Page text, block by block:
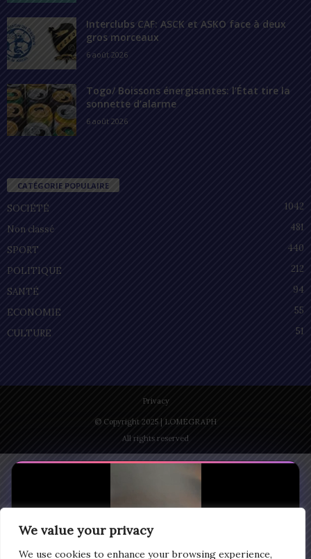
We value your privacy
We use cookies to enhance your browsing experience,
Interclubs CAF: ASCK et ASKO face à deux
gros morceaux
6 août 2026
Togo/ Boissons énergisantes: l’État tire la
sonnette d’alarme
6 août 2026
CATÉGORIE POPULAIRE
SOCIÉTÉ
1042
Non classé
481
SPORT
440
POLITIQUE
212
SANTÉ
94
ECONOMIE
55
CULTURE
51
Privacy
© Copyright 2025 | LOMEGRAPH
All rights reserved